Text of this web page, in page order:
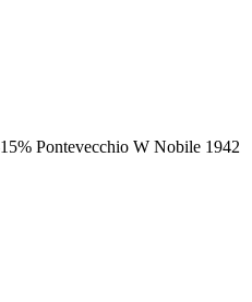
Pontevecchio W Nobile 1942